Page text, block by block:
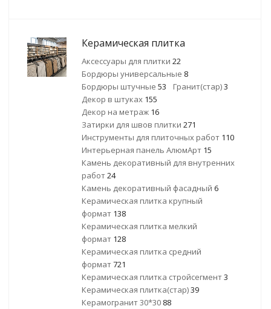
Керамическая плитка
Аксессуары для плитки 22
Бордюры универсальные 8
Бордюры штучные 53 Гранит(стар)3
Декор в штуках 155
Декор на метраж 16
Затирки для швов плитки 271
Инструменты для плиточных работ 110
Интерьерная панель АлюмАрт 15
Камень декоративный для внутренних
работ24
Камень декоративный фасадный 6
Керамическая плитка крупный
формат 138
Керамическая плитка мелкий
формат 128
Керамическая плитка средний
формат721
Керамическая плитка стройсегмент3
Керамическая плитка(стар)39
Керамогранит 30*30 88